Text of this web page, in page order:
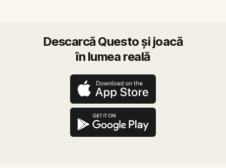
Descarcă Questo și joacă
în lumea reală